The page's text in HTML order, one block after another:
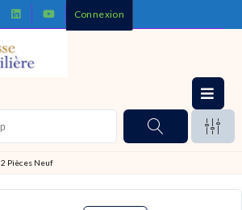
Connexion
2 Pièces Neuf